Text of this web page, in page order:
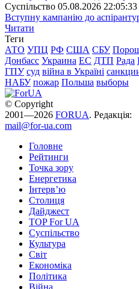
Суспiльство 05.08.2026 22:05:33
Вступну кампанію до
Читати
Теги
АТО УПЦ РФ США СБУ
Донбасс Украина ЕС ДТП Рада
ГПУ суд війна в Україні
НАБУ пожар Польша выборы
© Copyright
2001—2026 FORUA. Редакція:
mail@for-ua.com
Головне
Рейтинги
Точка зору
Енергетика
Інтерв’ю
Столиця
Дайджест
TOP For UA
Суспiльство
Культура
Світ
Економіка
Політика
Війна